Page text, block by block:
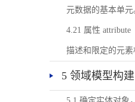
元数据的基本单元
4.21 属性 attribute
描述和限定的元
5 领域模型构建